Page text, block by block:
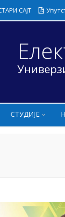
САЈТ
СТУДИЈЕ